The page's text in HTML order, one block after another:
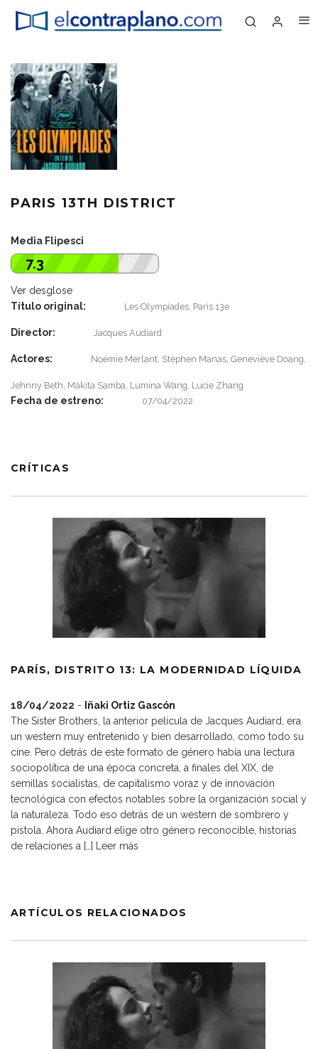
PARIS 13TH DISTRICT
Media Flipesci
7.3
Ver desglose
Título original:
Les Olympiades, Paris 13e
Director: Jacques Audiard
Actores: Noémie Merlant, Stephen Manas, Geneviève Doang,
Jehnny Beth, Makita Samba, Lumina Wang, Lucie Zhang
Fecha de estreno: 07/04/2022
CRÍTICAS
PARÍS, DISTRITO 13: LA MODERNIDAD LÍQUIDA
18/04/2022 -
Iñaki Ortiz Gascón
The Sister Brothers, la anterior película de Jacques Audiard, era
un western muy entretenido y bien desarrollado, como todo su
cine. Pero detrás de este formato de género había una lectura
sociopolítica de una época concreta, a finales del XIX, de
semillas socialistas, de capitalismo voraz y de innovación
tecnológica con efectos notables sobre la organización social y
la naturaleza. Todo eso detrás de un western de sombrero y
pistola. Ahora Audiard elige otro género reconocible, historias
de relaciones a […]
Leer más
ARTÍCULOS RELACIONADOS